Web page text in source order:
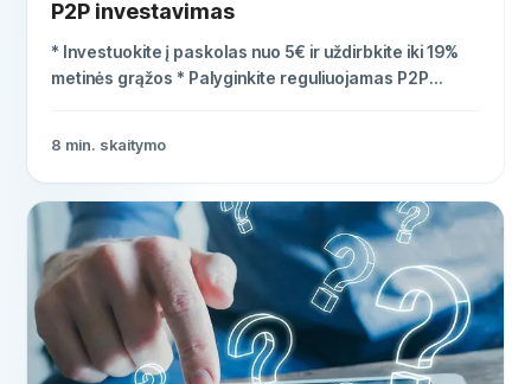
P2P investavimas
* Investuokite į paskolas nuo 5€ ir uždirbkite iki 19%
metinės grąžos * Palyginkite reguliuojamas P2P
sąlygas
8 min. skaitymo